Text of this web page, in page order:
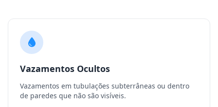
Vazamentos Ocultos
Vazamentos em tubulações subterrâneas ou dentro
de paredes que não são visíveis.